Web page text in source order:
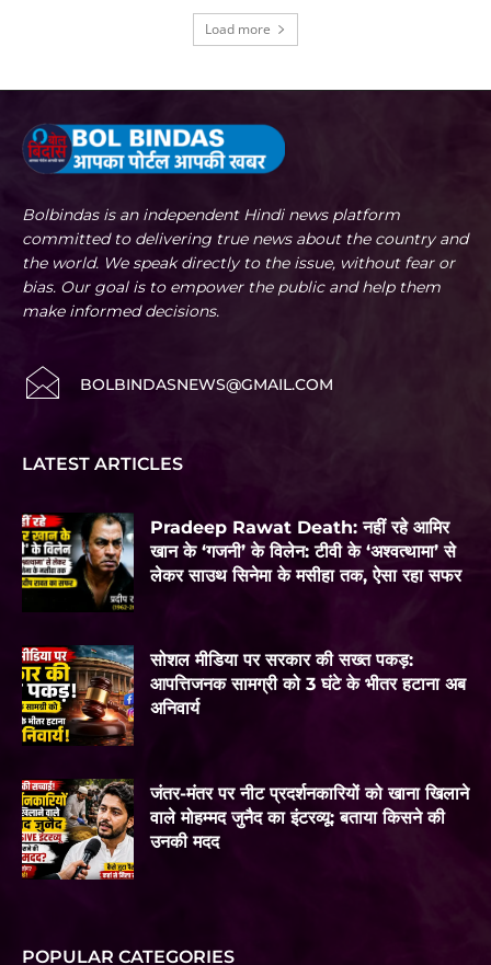
Load more
Bolbindas is an independent Hindi news platform
committed to delivering true news about the country and
the world. We speak directly to the issue, without fear or
bias. Our goal is to empower the public and help them
make informed decisions.
BOLBINDASNEWS@GMAIL.COM
LATEST ARTICLES
Pradeep Rawat Death: नहीं रहे आमिर
खान के ‘गजनी’ के विलेन: टीवी के ‘अश्वत्थामा’ से
लेकर साउथ सिनेमा के मसीहा तक, ऐसा रहा सफर
सोशल मीडिया पर सरकार की सख्त पकड़:
आपत्तिजनक सामग्री को 3 घंटे के भीतर हटाना अब
अनिवार्य
जंतर-मंतर पर नीट प्रदर्शनकारियों को खाना खिलाने
वाले मोहम्मद जुनैद का इंटरव्यू: बताया किसने की
उनकी मदद
POPULAR CATEGORIES